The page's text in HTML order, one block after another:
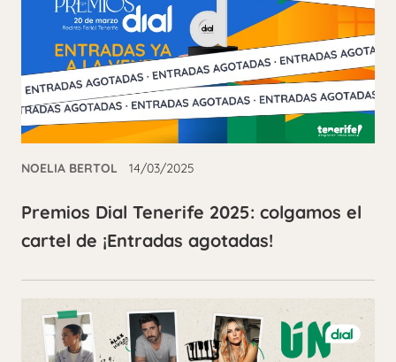
NOELIA BERTOL 14/03/2025
Premios Dial Tenerife 2025: colgamos el
cartel de ¡Entradas agotadas!